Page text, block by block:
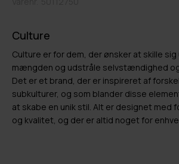
Culture
Culture er for dem, der ønsker at skille sig
mængden og udstråle selvstændighed
Det er et brand, der er inspireret af
subkulturer, og som blander disse
at skabe en unik stil. Alt er designet med
og kvalitet, og der er altid noget for